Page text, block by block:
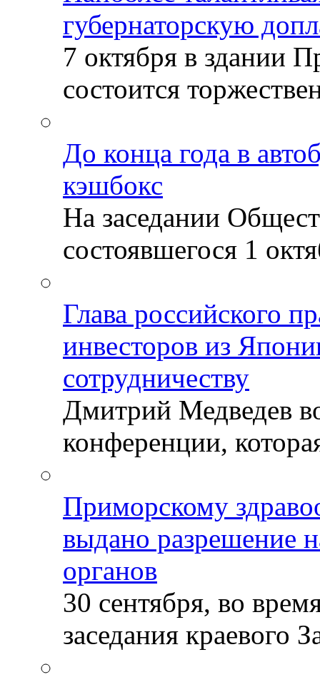
губернаторскую
7 октября в здании
состоится
До конца года в
кэшбокс
На заседании
состоявшегося 1
Глава российского
инвесторов из
сотрудничеству
Дмитрий Медведев
конференции,
Приморскому
выдано разрешение
органов
30 сентября, во
заседания краевого